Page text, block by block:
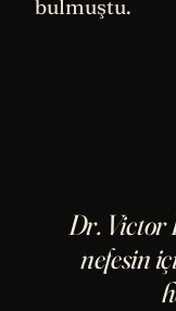
bulmuştu.
Dr. Victor
nefesin